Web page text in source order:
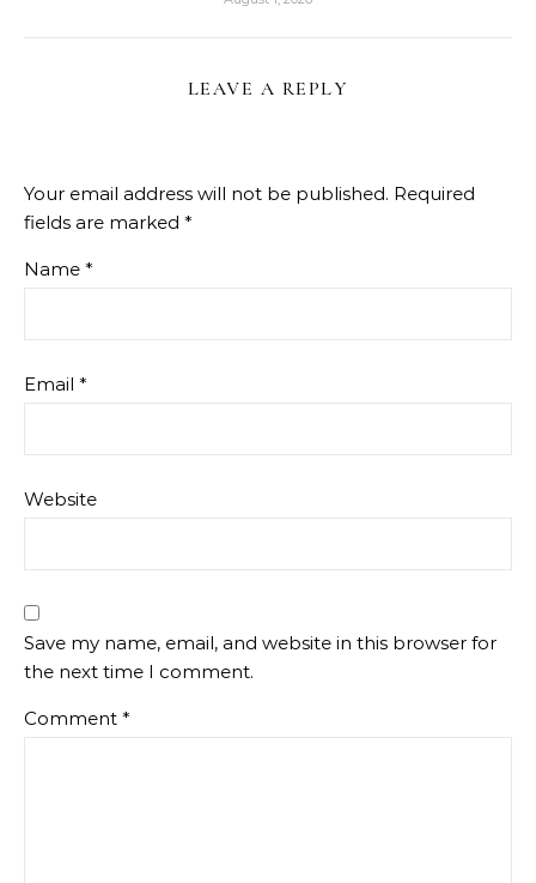
LEAVE A REPLY
Your email address will not be published. Required
fields are marked *
Name *
Email *
Website
Save my name, email, and website in this browser for
the next time I comment.
Comment *